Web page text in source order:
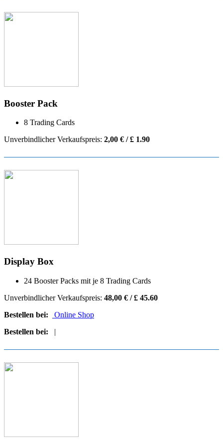
Booster Pack
8 Trading Cards
Unverbindlicher Verkaufspreis: 2,00 € / £ 1.90
Display Box
24 Booster Packs mit je 8 Trading Cards
Unverbindlicher Verkaufspreis: 48,00 € / £ 45.60
Bestellen bei:
Online Shop
Bestellen bei:
|